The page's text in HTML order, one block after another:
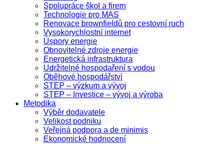
Spolupráce škol a firem
Technologie pro MAS
Renovace brownfieldů pro cestovní ruch
Vysokorychlostní internet
Úspory energie
Obnovitelné zdroje energie
Energetická infrastruktura
Udržitelné hospodaření s vodou
Oběhové hospodářství
STEP – výzkum a vývoj
STEP – Investice – vývoj a výroba
Metodika
Výběr dodavatele
Velikost podniku
Veřejná podpora a de minimis
Ekonomické hodnocení